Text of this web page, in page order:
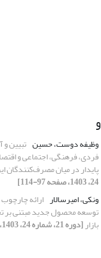
و
وظیفه دوست، حسین تبیین
فردی، فرهنگی، اجتماعی و
پایدار در میان مصرف‌کنندگان
24، 1403، صفحه 97-114]
ونکی، امیرسالار ارائه
توسعه محصول جدید مبتنی بر
بازار[دوره 21، شماره 24، 1403، صفحه 67-96]